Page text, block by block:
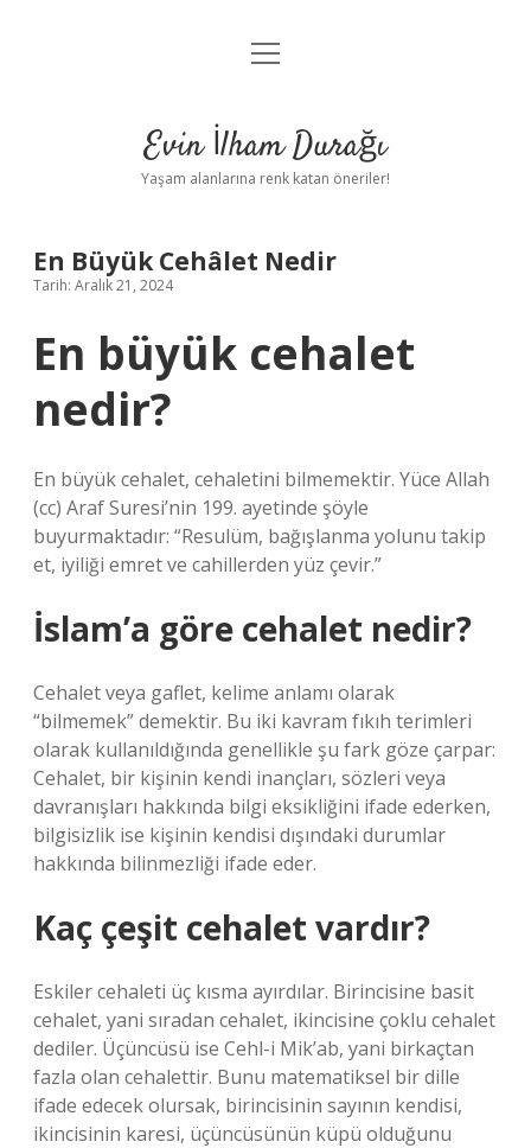
Anasayfa
Yasal Uyarı
menüyü
Evin İlham Durağı
Yaşam alanlarına renk katan öneriler!
En Büyük Cehâlet Nedir
Tarih: Aralık 21, 2024
En büyük cehalet
nedir?
En büyük cehalet, cehaletini bilmemektir. Yüce Allah
(cc) Araf Suresi’nin 199. ayetinde şöyle
buyurmaktadır: “Resulüm, bağışlanma yolunu takip
et, iyiliği emret ve cahillerden yüz çevir.”
İslam’a göre cehalet nedir?
Cehalet veya gaflet, kelime anlamı olarak
“bilmemek” demektir. Bu iki kavram fıkıh terimleri
olarak kullanıldığında genellikle şu fark göze çarpar:
Cehalet, bir kişinin kendi inançları, sözleri veya
davranışları hakkında bilgi eksikliğini ifade ederken,
bilgisizlik ise kişinin kendisi dışındaki durumlar
hakkında bilinmezliği ifade eder.
Kaç çeşit cehalet vardır?
Eskiler cehaleti üç kısma ayırdılar. Birincisine basit
cehalet, yani sıradan cehalet, ikincisine çoklu cehalet
dediler. Üçüncüsü ise Cehl-i Mik’ab, yani birkaçtan
fazla olan cehalettir. Bunu matematiksel bir dille
ifade edecek olursak, birincisinin sayının kendisi,
ikincisinin karesi, üçüncüsünün küpü olduğunu